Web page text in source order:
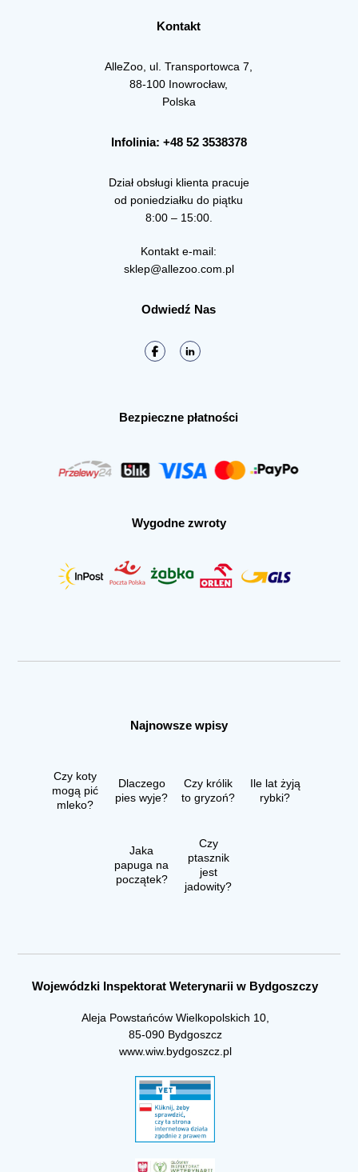
Kontakt
AlleZoo, ul. Transportowca 7,
88-100 Inowrocław,
Polska
Infolinia: +48 52 3538378
Dział obsługi klienta pracuje
od poniedziałku do piątku
8:00 – 15:00.
Kontakt e-mail:
sklep@allezoo.com.pl
Odwiedź Nas
Bezpieczne płatności
Wygodne zwroty
Najnowsze wpisy
Czy koty
mogą pić
mleko?
Dlaczego
pies wyje?
Czy królik
to gryzoń?
Ile lat żyją
rybki?
Jaka
papuga na
początek?
Czy
ptasznik
jest
jadowity?
Wojewódzki Inspektorat Weterynarii w Bydgoszczy
Aleja Powstańców Wielkopolskich 10,
85-090 Bydgoszcz
www.wiw.bydgoszcz.pl